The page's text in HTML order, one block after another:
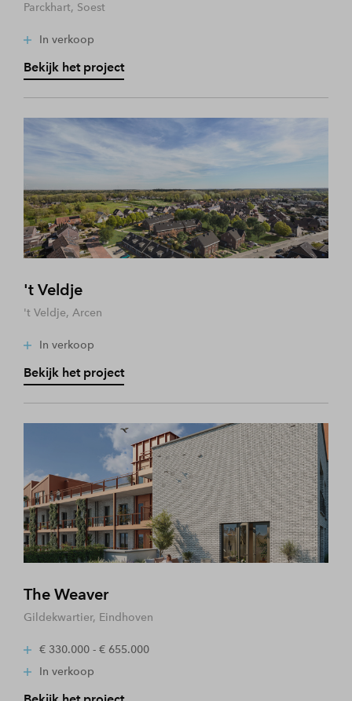
Parckhart, Soest
In verkoop
Bekijk het project
't Veldje
't Veldje, Arcen
In verkoop
Bekijk het project
The Weaver
Gildekwartier, Eindhoven
€ 330.000 - € 655.000
In verkoop